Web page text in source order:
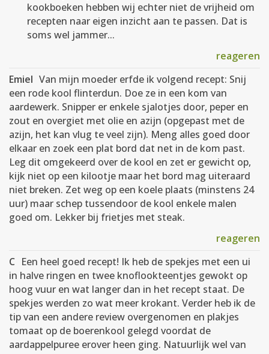
kookboeken hebben wij echter niet de vrijheid om
recepten naar eigen inzicht aan te passen. Dat is
soms wel jammer...
reageren
Emiel Van mijn moeder erfde ik volgend recept: Snij
een rode kool flinterdun. Doe ze in een kom van
aardewerk. Snipper er enkele sjalotjes door, peper en
zout en overgiet met olie en azijn (opgepast met de
azijn, het kan vlug te veel zijn). Meng alles goed door
elkaar en zoek een plat bord dat net in de kom past.
Leg dit omgekeerd over de kool en zet er gewicht op,
kijk niet op een kilootje maar het bord mag uiteraard
niet breken. Zet weg op een koele plaats (minstens 24
uur) maar schep tussendoor de kool enkele malen
goed om. Lekker bij frietjes met steak.
reageren
C Een heel goed recept! Ik heb de spekjes met een ui
in halve ringen en twee knoflookteentjes gewokt op
hoog vuur en wat langer dan in het recept staat. De
spekjes werden zo wat meer krokant. Verder heb ik de
tip van een andere review overgenomen en plakjes
tomaat op de boerenkool gelegd voordat de
aardappelpuree erover heen ging. Natuurlijk wel van